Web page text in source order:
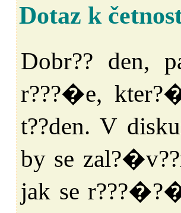
Dotaz k
Dobr?? den,
r???�e,
t??den. V
by se
jak se